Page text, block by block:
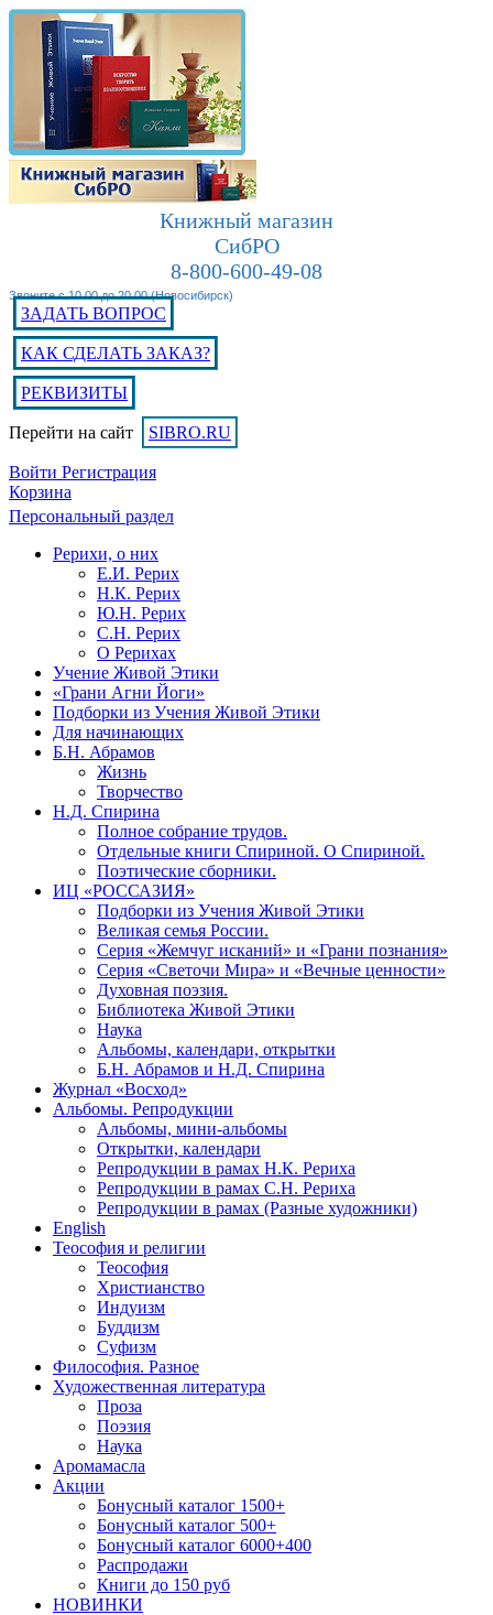
Книжный магазин
СибРО
8-800-600-49-08
Звоните с 10.00 до 20.00 (Новосибирск)
ЗАДАТЬ ВОПРОС
КАК СДЕЛАТЬ ЗАКАЗ?
РЕКВИЗИТЫ
Перейти на сайт SIBRO.RU
Войти Регистрация
Корзина
Персональный раздел
Рерихи, о них
Е.И. Рерих
Н.К. Рерих
Ю.Н. Рерих
С.Н. Рерих
О Рерихах
Учение Живой Этики
«Грани Агни Йоги»
Подборки из Учения Живой Этики
Для начинающих
Б.Н. Абрамов
Жизнь
Творчество
Н.Д. Спирина
Полное собрание трудов.
Отдельные книги Спириной. О Спириной.
Поэтические сборники.
ИЦ «РОССАЗИЯ»
Подборки из Учения Живой Этики
Великая семья России.
Серия «Жемчуг исканий» и «Грани познания»
Серия «Светочи Мира» и «Вечные ценности»
Духовная поэзия.
Библиотека Живой Этики
Наука
Альбомы, календари, открытки
Б.Н. Абрамов и Н.Д. Спирина
Журнал «Восход»
Альбомы. Репродукции
Альбомы, мини-альбомы
Открытки, календари
Репродукции в рамах Н.К. Рериха
Репродукции в рамах С.Н. Рериха
Репродукции в рамах (Разные художники)
English
Теософия и религии
Теософия
Христианство
Индуизм
Буддизм
Суфизм
Философия. Разное
Художественная литература
Проза
Поэзия
Наука
Аромамасла
Акции
Бонусный каталог 1500+
Бонусный каталог 500+
Бонусный каталог 6000+400
Распродажи
Книги до 150 руб
НОВИНКИ